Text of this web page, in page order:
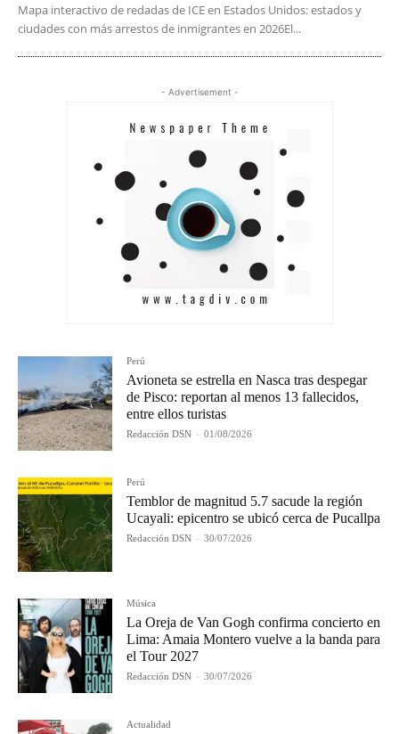
Mapa interactivo de redadas de ICE en Estados Unidos: estados y
ciudades con más arrestos de inmigrantes en 2026El...
- Advertisement -
Perú
Avioneta se estrella en Nasca tras despegar
de Pisco: reportan al menos 13 fallecidos,
entre ellos turistas
Redacción DSN - 01/08/2026
Perú
Temblor de magnitud 5.7 sacude la región
Ucayali: epicentro se ubicó cerca de Pucallpa
Redacción DSN - 30/07/2026
Música
La Oreja de Van Gogh confirma concierto en
Lima: Amaia Montero vuelve a la banda para
el Tour 2027
Redacción DSN - 30/07/2026
Actualidad